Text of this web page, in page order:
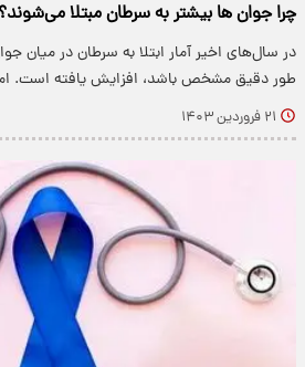
چرا جوان‌ ها بیشتر به سرطان مبتلا می‌شوند؟
در سال‌های اخیر آمار ابتلا به سرطان در میان
طور دقیق مشخص باشد، افزایش یافته است.
۲۱ فروردین ۱۴۰۳